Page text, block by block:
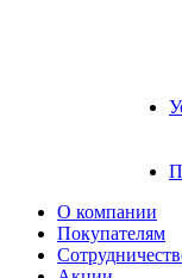
О компании
Покупателям